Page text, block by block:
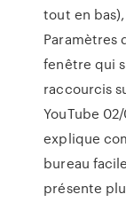
tout en
Paramètres
fenêtre qui
raccourcis
YouTube
explique
bureau
présente